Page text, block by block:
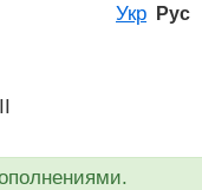
Укр Рус